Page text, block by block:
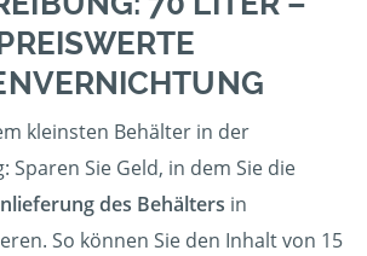
kleinsten Behälter in der
Sparen Sie Geld, in dem Sie die
des Behälters in
So können Sie den Inhalt von 15